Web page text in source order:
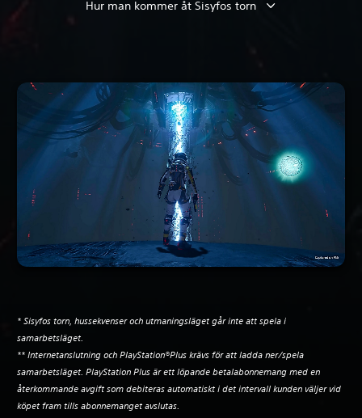
Hur man kommer åt Sisyfos torn
* Sisyfos torn, hussekvenser och utmaningsläget går inte att spela i
samarbetsläget.
** Internetanslutning och PlayStation®Plus krävs för att ladda ner/spela
samarbetsläget. PlayStation Plus är ett löpande betalabonnemang med en
återkommande avgift som debiteras automatiskt i det intervall kunden väljer vid
köpet fram tills abonnemanget avslutas.